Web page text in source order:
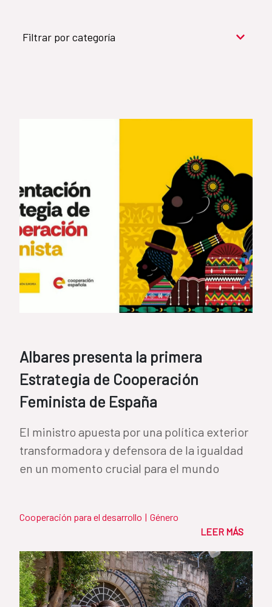
Filtrar por categoría
AMÉRICA LATINA Y CARIBE (490)
España (486)
Agua y saneamiento (333)
Salud (265)
Educación (225)
Albares presenta la primera
Estrategia de Cooperación
Feminista de España
El ministro apuesta por una política exterior
transformadora y defensora de la igualdad
en un momento crucial para el mundo
Cooperación para el desarrollo | Género
LEER MÁS